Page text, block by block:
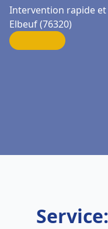
Intervention rapide et
Elbeuf (76320)